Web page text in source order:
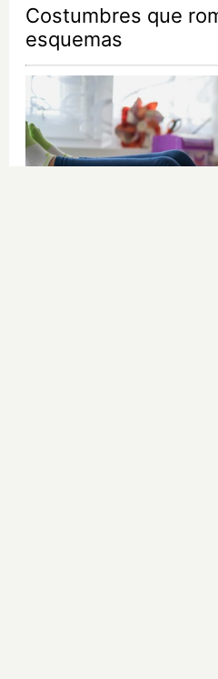
Costumbres que
esquemas